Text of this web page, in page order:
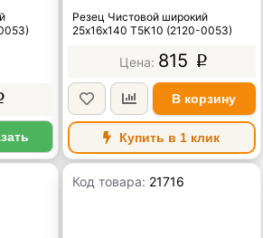
Резец Чистовой широкий
25х16х140 Т5К10 (2120-0053)
815 p
В корзину
Купить в 1 клик
Код товара: 21716